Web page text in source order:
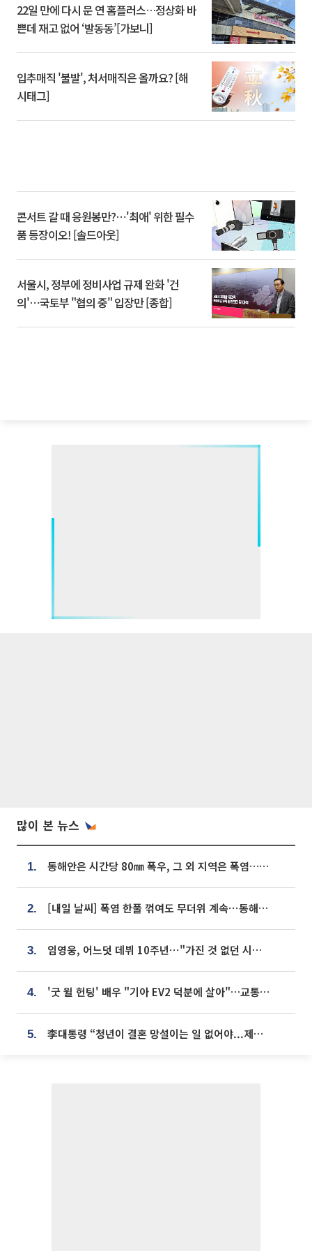
22일 만에 다시 문 연 홈플러스…정상화 바
쁜데 재고 없어 ‘발동동’[가보니]
입추매직 '불발', 처서매직은 올까요? [해
시태그]
콘서트 갈 때 응원봉만?⋯'최애' 위한 필수
품 등장이오! [솔드아웃]
서울시, 정부에 정비사업 규제 완화 '건
의'⋯국토부 "협의 중" 입장만 [종합]
많이 본 뉴스
1. 동해안은 시간당 80㎜ 폭우, 그 외 지역은 폭염…‘극과 극 날씨’
2. [내일 날씨] 폭염 한풀 꺾여도 무더위 계속⋯동해안 이틀 연속 비
3. 임영웅, 어느덧 데뷔 10주년⋯"가진 것 없던 시절, 내 앞엔 20명의 팬뿐"
4. '굿 윌 헌팅' 배우 "기아 EV2 덕분에 살아"…교통사고 후 안전성 극찬
5. 李대통령 “청년이 결혼 망설이는 일 없어야...제도상 불이익 조사”